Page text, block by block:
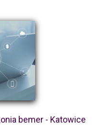
bemer - Katowice